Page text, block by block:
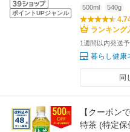
ポイントUPジャンル
500ml 540g
ランキング
1週間以内発送
暮らし健康
同
【クーポン
特茶 (特定保